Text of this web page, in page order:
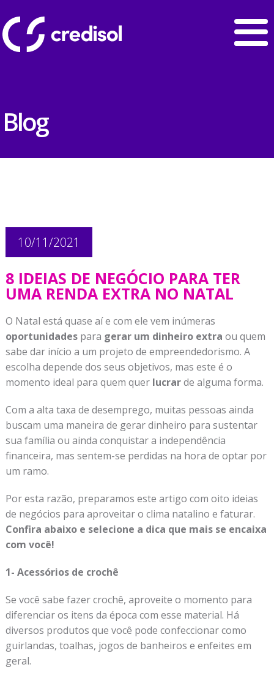
Blog
10/11/2021
8 IDEIAS DE NEGÓCIO PARA TER
UMA RENDA EXTRA NO NATAL
O Natal está quase aí e com ele vem inúmeras
oportunidades para gerar um dinheiro extra ou quem
sabe dar início a um projeto de empreendedorismo. A
escolha depende dos seus objetivos, mas este é o
momento ideal para quem quer lucrarde alguma forma.
Com a alta taxa de desemprego, muitas pessoas ainda
buscam uma maneira de gerar dinheiro para sustentar
sua família ou ainda conquistar a independência
financeira, mas sentem-se perdidas na hora de optar por
um ramo.
Por esta razão, preparamos este artigo com oito ideias
de negócios para aproveitar o clima natalino e faturar.
Confira abaixo e selecione a dica que mais se encaixa
com você!
1- Acessórios de crochê
Se você sabe fazer crochê, aproveite o momento para
diferenciar os itens da época com esse material. Há
diversos produtos que você pode confeccionar como
guirlandas, toalhas, jogos de banheiros e enfeites em
geral.